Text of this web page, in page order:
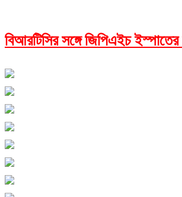
বিআরটিসির সঙ্গে জিপিএইচ